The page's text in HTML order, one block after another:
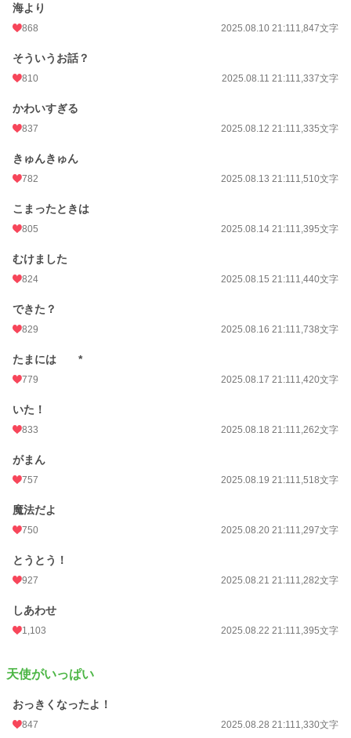
海より
868 2025.08.10 21:111,847文字
そういうお話？
810 2025.08.11 21:111,337文字
かわいすぎる
837 2025.08.12 21:111,335文字
きゅんきゅん
782 2025.08.13 21:111,510文字
こまったときは
805 2025.08.14 21:111,395文字
むけました
824 2025.08.15 21:111,440文字
できた？
829 2025.08.16 21:111,738文字
たまには *
779 2025.08.17 21:111,420文字
いた！
833 2025.08.18 21:111,262文字
がまん
757 2025.08.19 21:111,518文字
魔法だよ
750 2025.08.20 21:111,297文字
とうとう！
927 2025.08.21 21:111,282文字
しあわせ
1,103 2025.08.22 21:111,395文字
天使がいっぱい
おっきくなったよ！
847 2025.08.28 21:111,330文字